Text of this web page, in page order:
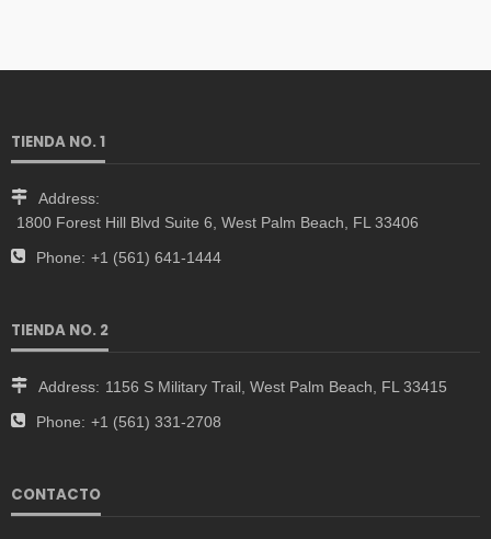
TIENDA NO. 1
Address:
1800 Forest Hill Blvd Suite 6, West Palm Beach, FL 33406
Phone: +1 (561) 641-1444
TIENDA NO. 2
Address: 1156 S Military Trail, West Palm Beach, FL 33415
Phone: +1 (561) 331-2708
CONTACTO